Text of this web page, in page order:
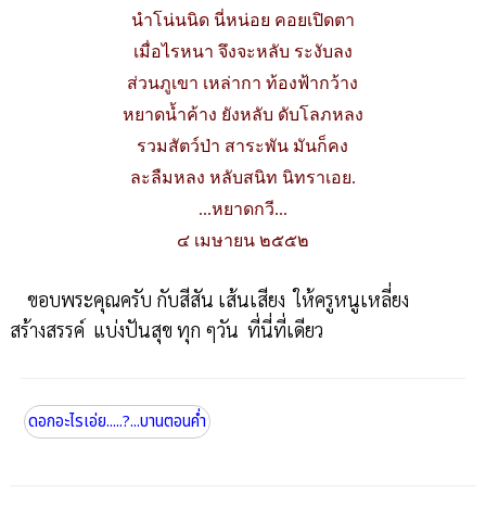
นำโน่นนิด นี่หน่อย คอยเปิดตา
เมื่อไรหนา จึงจะหลับ ระงับลง
ส่วนภูเขา เหล่ากา ท้องฟ้ากว้าง
หยาดน้ำค้าง ยังหลับ ดับโลภหลง
รวมสัตว์ป่า สาระพัน มันก็คง
ละลืมหลง หลับสนิท นิทราเอย.
...หยาดกวี...
๔ เมษายน ๒๕๕๒
ขอบพระคุณครับ กับสีสัน เส้นเสียง ให้ครูหนูเหลี่ยง
สร้างสรรค์ แบ่งปันสุข ทุก ๆวัน ที่นี่ที่เดียว
ดอกอะไรเอ่ย.....?...บานตอนค่ำ